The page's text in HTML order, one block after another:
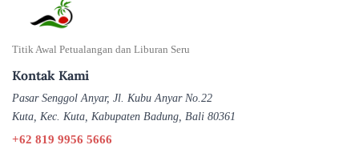
Titik Awal Petualangan dan Liburan Seru
Kontak Kami
Pasar Senggol Anyar, Jl. Kubu Anyar No.22
Kuta, Kec. Kuta, Kabupaten Badung, Bali 80361
+62 819 9956 5666